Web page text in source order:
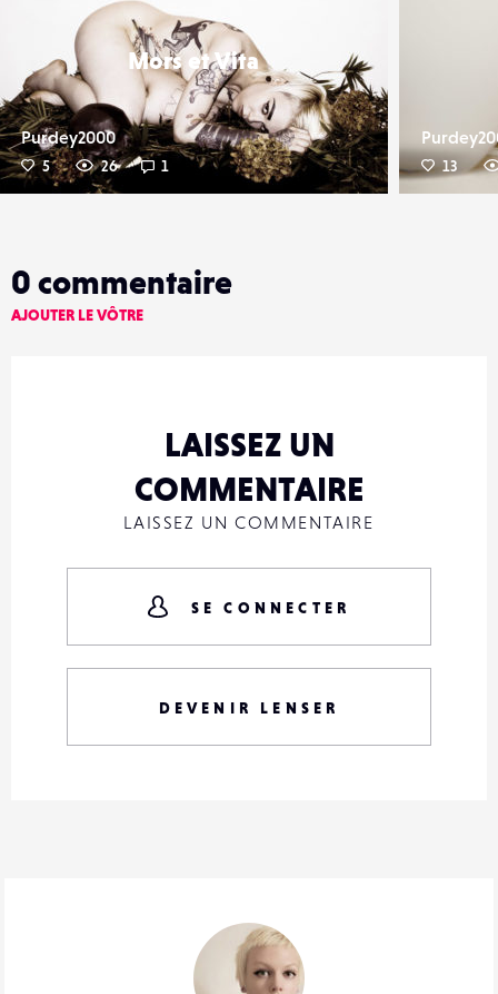
Mors et Vita
Purdey2000
5 26 1 13
0 commentaire
AJOUTER LE VÔTRE
LAISSEZ UN
COMMENTAIRE
LAISSEZ UN COMMENTAIRE
SE CONNECTER
DEVENIR LENSER